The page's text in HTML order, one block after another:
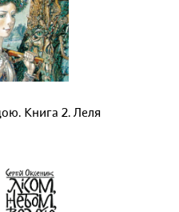
Книга 2. Леля